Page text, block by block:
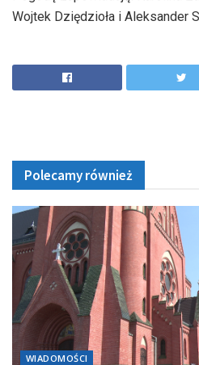
Wojtek Dziędzioła i Aleksander
Polecamy również
WIADOMOŚCI